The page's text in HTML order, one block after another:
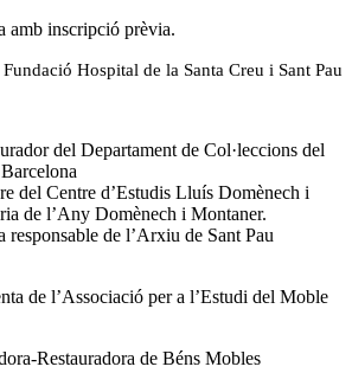
amb inscripció prèvia.
Hospital de la Santa Creu i Sant Pau
del Departament de Col·leccions del
del Centre d’Estudis Lluís Domènech i
de l’Any Domènech i Montaner.
responsable de l’Arxiu de Sant Pau
de l’Associació per a l’Estudi del Moble
Restauradora de Béns Mobles